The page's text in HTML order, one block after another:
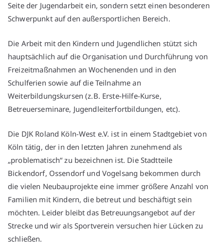
Seite der Jugendarbeit ein, sondern setzt einen besonderen
Schwerpunkt auf den außersportlichen Bereich.
Die Arbeit mit den Kindern und Jugendlichen stützt sich
hauptsächlich auf die Organisation und Durchführung von
Freizeitmaßnahmen an Wochenenden und in den
Schulferien sowie auf die Teilnahme an
Weiterbildungskursen (z.B. Erste-Hilfe-Kurse,
Betreuerseminare, Jugendleiterfortbildungen, etc).
Die DJK Roland Köln-West e.V. ist in einem Stadtgebiet von
Köln tätig, der in den letzten Jahren zunehmend als
„problematisch“ zu bezeichnen ist. Die Stadtteile
Bickendorf, Ossendorf und Vogelsang bekommen durch
die vielen Neubauprojekte eine immer größere Anzahl von
Familien mit Kindern, die betreut und beschäftigt sein
möchten. Leider bleibt das Betreuungsangebot auf der
Strecke und wir als Sportverein versuchen hier Lücken zu
schließen.